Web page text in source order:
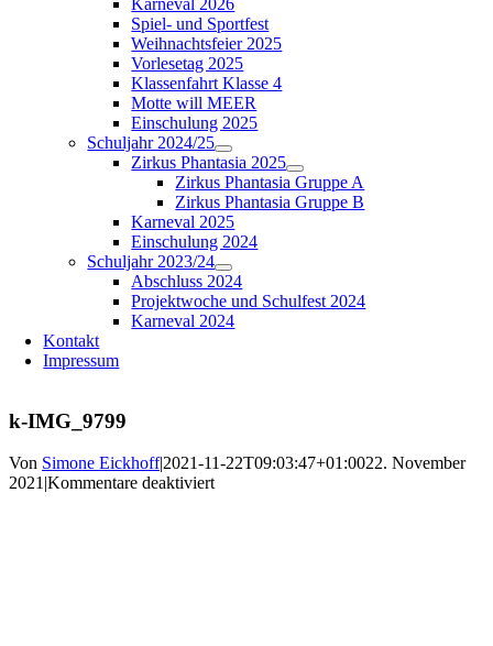
Karneval 2026
Spiel- und Sportfest
Weihnachtsfeier 2025
Vorlesetag 2025
Klassenfahrt Klasse 4
Motte will MEER
Einschulung 2025
Schuljahr 2024/25
Zirkus Phantasia 2025
Zirkus Phantasia Gruppe A
Zirkus Phantasia Gruppe B
Karneval 2025
Einschulung 2024
Schuljahr 2023/24
Abschluss 2024
Projektwoche und Schulfest 2024
Karneval 2024
Kontakt
Impressum
k-IMG_9799
Von Simone Eickhoff|2021-11-22T09:03:47+01:0022. November
2021|Kommentare deaktiviertfür